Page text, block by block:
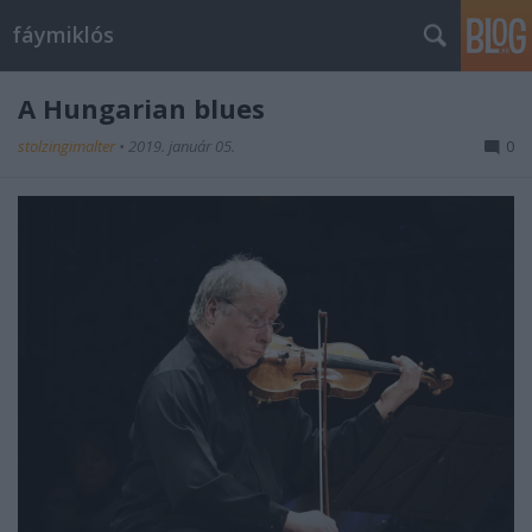
fáymiklós
A Hungarian blues
stolzingimalter • 2019. január 05. 0